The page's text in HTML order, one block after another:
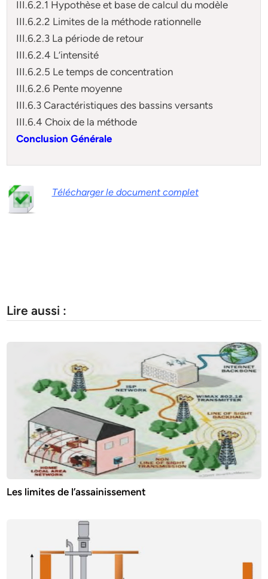
III.6.2.1 Hypothèse et base de calcul du modèle
III.6.2.2 Limites de la méthode rationnelle
III.6.2.3 La période de retour
III.6.2.4 L’intensité
III.6.2.5 Le temps de concentration
III.6.2.6 Pente moyenne
III.6.3 Caractéristiques des bassins versants
III.6.4 Choix de la méthode
Conclusion Générale
Télécharger le document complet
Lire aussi :
Les limites de l’assainissement